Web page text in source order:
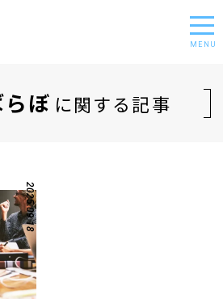
MENU
ぼ に関する記事
2025.09.18